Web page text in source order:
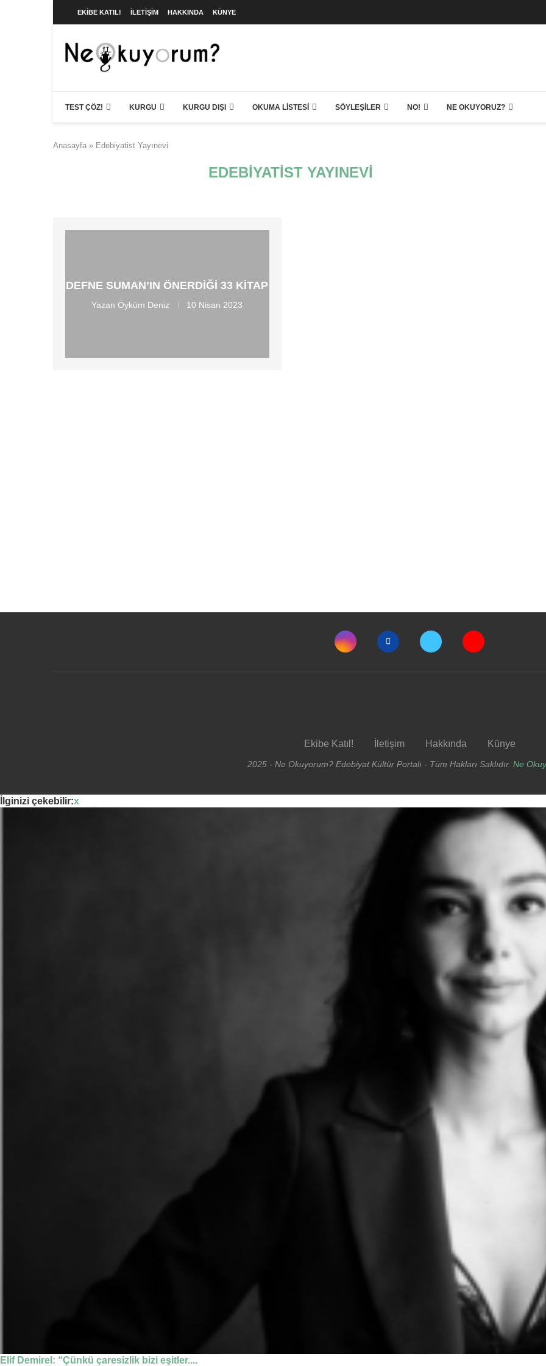
EKIBE KATIL! İLETIŞIM HAKKINDA KÜNYE
TEST ÇÖZ! KURGU KURGU DIŞI OKUMA LISTESI SÖYLEŞILER NO! NE OKUYORUZ?
Anasayfa » Edebiyatist Yayınevi
EDEBIYATIST YAYINEVI
DEFNE SUMAN’IN ÖNERDIĞI 33 KITAP
YazanÖyküm Deniz 10 Nisan 2023
Ekibe Katıl! İletişim Hakkında Künye
2025 - Ne Okuyorum? Edebiyat Kültür Portalı - Tüm Hakları Saklıdır. Ne
İlginizi çekebilir:x
Elif Demirel: “Çünkü çaresizlik bizi eşitler....